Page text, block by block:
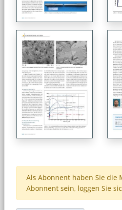
Als Abonnent haben Sie die
Abonnent sein, loggen Sie